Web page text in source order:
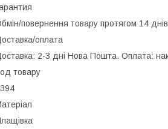
повернення товару протягом 14 днів
оплата
2-3 дні Нова Пошта. Оплата:
товару